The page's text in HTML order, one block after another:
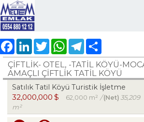
FacebookLinkedInTwitter WhatsAppTelegram
ÇIFTLIK- OTEL, -TATIL KÖYÜ-
AMAÇLI ÇIFTLIK TATIL KÖYÜ
Satılık Tatil Köyü Turistik İşletme
32,000,000 $ 62,000 m² /(Net) 35,209
m²